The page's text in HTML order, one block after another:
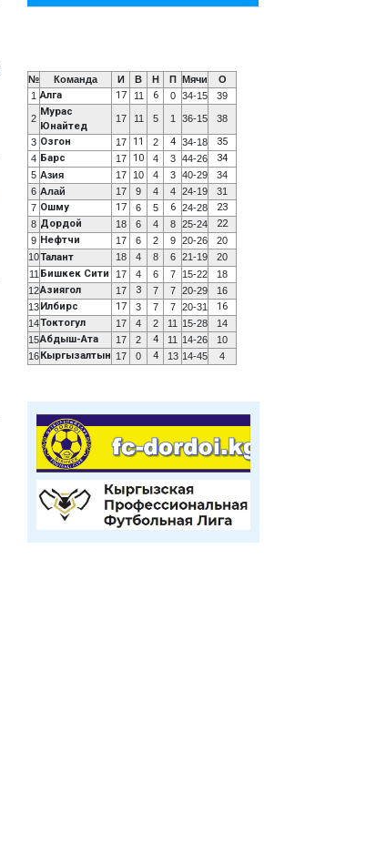
№ Команда И В Н П Мячи
О
1 Алга 17 11 6 0 34-15 39
2
Мурас
Юнайтед
17 11 5 1 36-15 38
3 Озгон 17 11 2 4 34-18 35
4 Барс 17 10 4 3 44-26 34
5 Азия 17 10 4 3 40-29
34
6 Алай 17 9 4 4 24-19
31
7 Ошму 17 6 5 6 24-28 23
8 Дордой 18 6 4 8 25-24 22
9 Нефтчи 17 6 2 9 20-26
20
10Талант 18 4 8 6 21-19
20
11 Бишкек Сити 17 4 6 7 15-22
18
12Азиягол 17 3 7 7 20-29
16
13 Илбирс 17 3 7 7 20-31 16
14Токтогул 17 4 2 11 15-28
14
15Абдыш-Ата 17 2 4 11 14-26
10
16 Кыргызалтын 17 0 4 13 14-45 4